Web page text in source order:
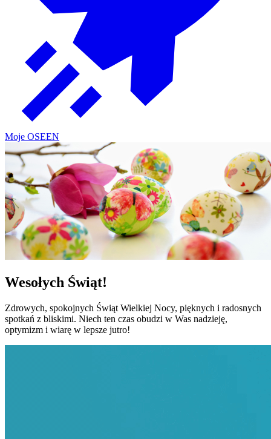
Moje OSEEN
Wesołych Świąt!
Zdrowych, spokojnych Świąt Wielkiej Nocy, pięknych i radosnych
spotkań z bliskimi. Niech ten czas obudzi w Was nadzieję,
optymizm i wiarę w lepsze jutro!